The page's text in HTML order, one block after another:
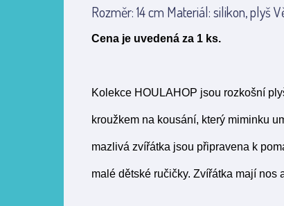
Rozměr: 14 cm Materiál: silikon, plyš
Cena je uvedená za 1 ks.
Kolekce HOULAHOP jsou rozkošní
kroužkem na kousání, který miminku
mazlivá zvířátka jsou připravena k
malé dětské ručičky. Zvířátka mají nos